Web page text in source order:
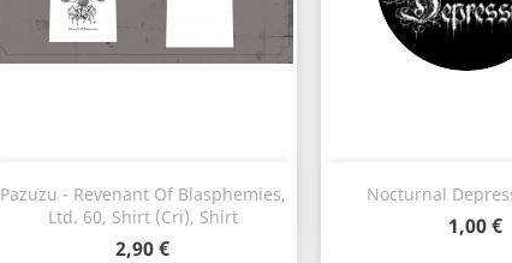
Pazuzu - Revenant Of Blasphemies,
Ltd. 60, Shirt (Cri), Shirt
2,90 €
 Anteprima Nocturnal
1,00 €
